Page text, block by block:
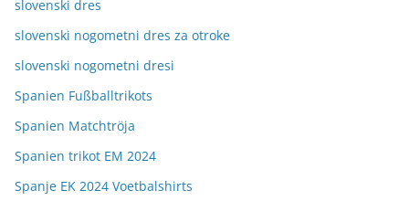
slovenski dres
slovenski nogometni dres za otroke
slovenski nogometni dresi
Spanien Fußballtrikots
Spanien Matchtröja
Spanien trikot EM 2024
Spanje EK 2024 Voetbalshirts